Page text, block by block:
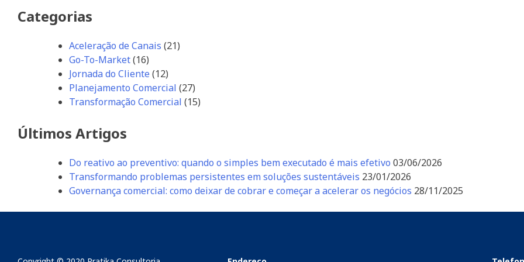
Post
Categorias
Aceleração de Canais (21)
Go-To-Market(16)
Jornada do Cliente (12)
Planejamento Comercial (27)
Transformação Comercial (15)
Últimos Artigos
Do reativo ao preventivo: quando o simples bem executado é mais efetivo 03/06/2026
Transformando problemas persistentes em soluções sustentáveis 23/01/2026
Governança comercial: como deixar de cobrar e começar a acelerar os negócios 28/11/2025